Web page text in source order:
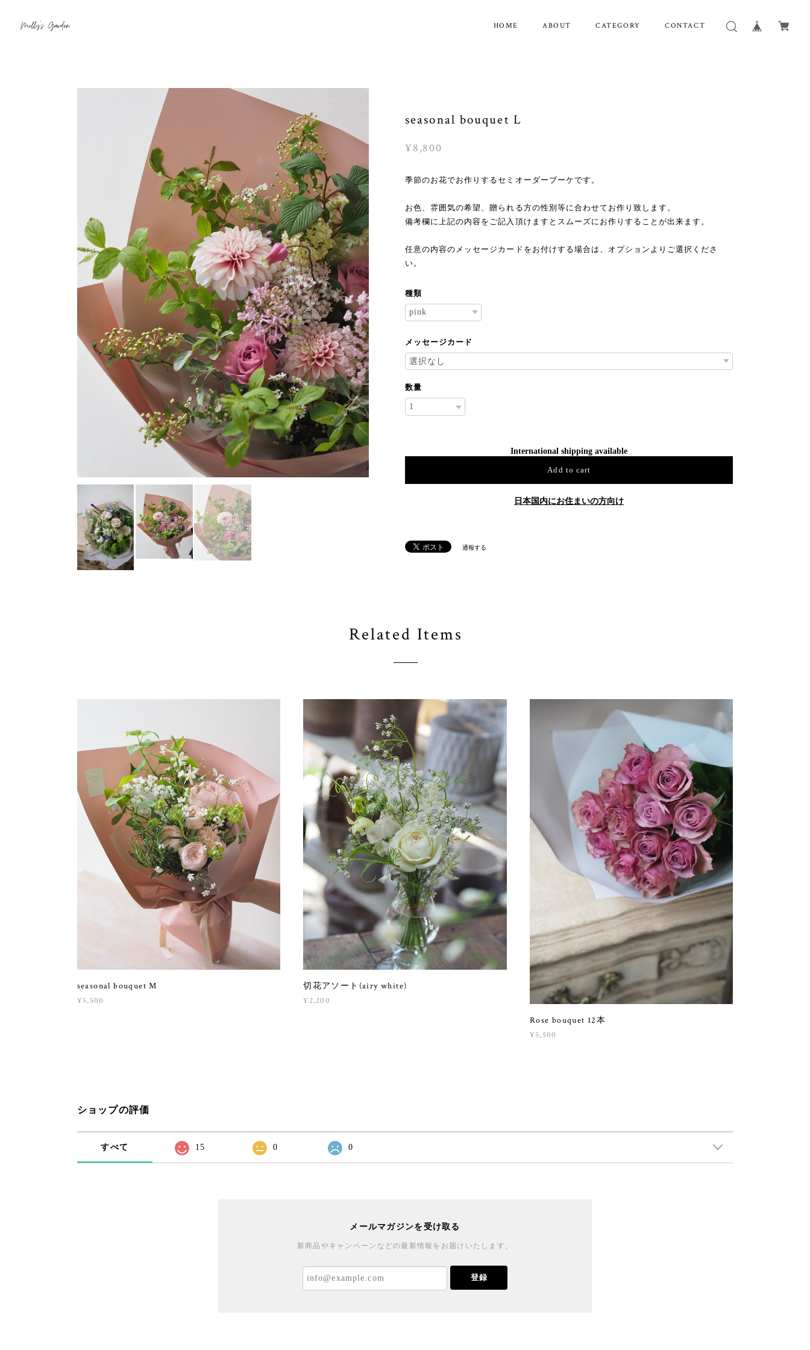
HOME ABOUT CATEGORY CONTACT
seasonal bouquet L
¥8,800
季節のお花でお作りするセミオーダーブーケです。
お色、雰囲気の希望、贈られる方の性別等に合わせてお作り致します。
備考欄に上記の内容をご記入頂けますとスムーズにお作りすることが出来ます。
任意の内容のメッセージカードをお付けする場合は、オプションよりご選択くださ
い。
種類
メッセージカード
数量
International shipping available
Add to cart
日本国内にお住まいの方向け
通報する
Related Items
seasonal bouquet M
¥5,500
切花アソート(airy white)
¥2,200
Rose bouquet 12本
¥5,500
ショップの評価
すべて 15 0 0
メールマガジンを受け取る
新商品やキャンペーンなどの最新情報をお届けいたします。
登録